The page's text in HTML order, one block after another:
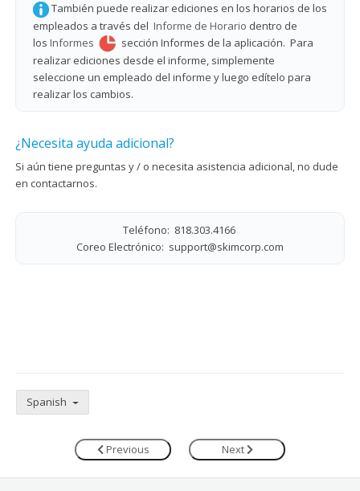
También puede realizar ediciones en los horarios de los
empleados a través del Informe de Horario dentro de
los Informes
sección Informes de la aplicación. Para
realizar ediciones desde el informe, simplemente
seleccione un empleado del informe y luego edítelo para
realizar los cambios.
¿Necesita ayuda adicional?
Si aún tiene preguntas y / o necesita asistencia adicional, no dude
en contactarnos.
Teléfono: 818.303.4166
Coreo Electrónico: support@skimcorp.com
Spanish
Previous Next